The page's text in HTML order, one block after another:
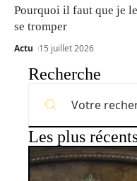
Pourquoi il faut que je
se tromper
Actu 15 juillet 2026
Recherche
Les plus